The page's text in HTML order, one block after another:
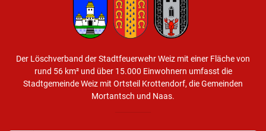
Der Löschverband der Stadtfeuerwehr Weiz mit einer Fläche von
rund 56 km² und über 15.000 Einwohnern umfasst die
Stadtgemeinde Weiz mit Ortsteil Krottendorf, die Gemeinden
Mortantsch und Naas.